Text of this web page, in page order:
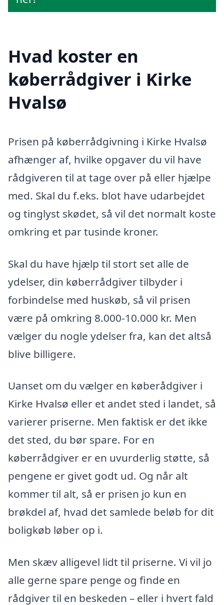
Hvad koster en
køberrådgiver i Kirke
Hvalsø
Prisen på køberrådgivning i Kirke Hvalsø
afhænger af, hvilke opgaver du vil have
rådgiveren til at tage over på eller hjælpe
med. Skal du f.eks. blot have udarbejdet
og tinglyst skødet, så vil det normalt koste
omkring et par tusinde kroner.
Skal du have hjælp til stort set alle de
ydelser, din køberrådgiver tilbyder i
forbindelse med huskøb, så vil prisen
være på omkring 8.000-10.000 kr. Men
vælger du nogle ydelser fra, kan det altså
blive billigere.
Uanset om du vælger en køberådgiver i
Kirke Hvalsø eller et andet sted i landet, så
varierer priserne. Men faktisk er det ikke
det sted, du bør spare. For en
køberrådgiver er en uvurderlig støtte, så
pengene er givet godt ud. Og når alt
kommer til alt, så er prisen jo kun en
brøkdel af, hvad det samlede beløb for dit
boligkøb løber op i.
Men skæv alligevel lidt til priserne. Vi vil jo
alle gerne spare penge og finde en
rådgiver til en beskeden – eller i hvert fald